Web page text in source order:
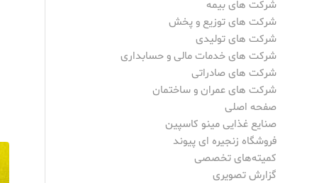
شرکت های بیمه
شرکت های توزیع و پخش
شرکت های تولیدی
شرکت های خدمات مالی و حسابداری
شرکت های صادراتی
شرکت های عمران و ساختمان
صفحه اصلی
صنایع غذایی مینو کاسپین
فروشگاه زنجیره ای پیوند
کمیته‌های تخصصی
گزارش تصویری